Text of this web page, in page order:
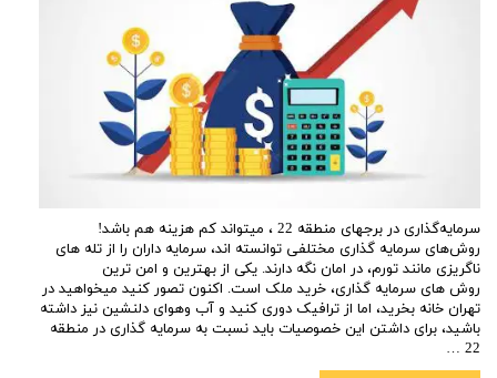
سرمایه‌گذاری در برج‎های منطقه 22 ، می‏‎تواند کم هزینه هم باشد!
روش‌های سرمایه‎ گذاری مختلفی توانسته ‎اند، سرمایه‎ داران را از تله ‎های
ناگریزی مانند تورم، در امان نگه دارند. یکی از بهترین و امن ‎ترین
روش ‎های سرمایه‎ گذاری، خرید ملک است. اکنون تصور کنید می‎خواهید در
تهران خانه بخرید، اما از ترافیک دوری کنید و آب‎ وهوای دلنشین نیز داشته
باشید، برای داشتن این خصوصیات باید نسبت به سرمایه گذاری در منطقه
22 …